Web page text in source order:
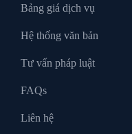
Xin tại ngoại
Bảng giá dịch vụ
Hệ thống văn bản
Tư vấn pháp luật
FAQs
Liên hệ